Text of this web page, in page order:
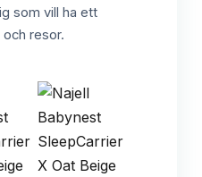
som vill ha ett
resor.